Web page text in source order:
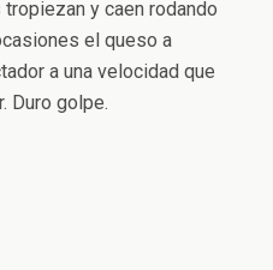
y caen rodando
el queso a
a una velocidad que
Duro golpe.